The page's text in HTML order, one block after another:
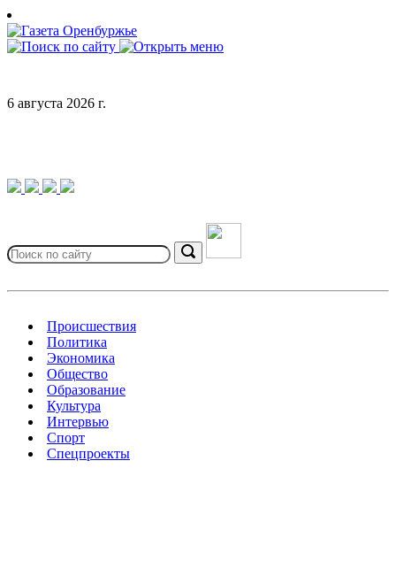
Skip
to
content
6 августа 2026 г.
for:
Search
Происшествия
Политика
Экономика
Общество
Образование
Культура
Интервью
Спорт
Спецпроекты